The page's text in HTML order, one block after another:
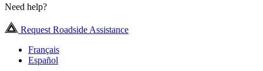
Need help?
Request Roadside Assistance
Français
Español